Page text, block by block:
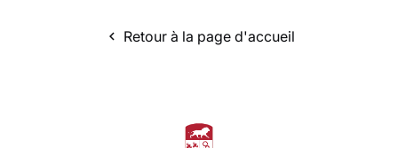
navigate_before Retour à la page d'accueil